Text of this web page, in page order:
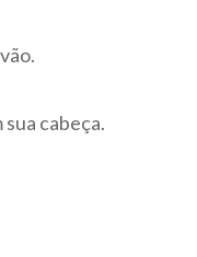
cabeça.